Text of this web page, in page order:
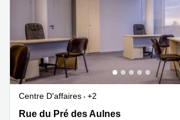
Centre D'affaires
+2
Rue du Pré des Aulnes 2, Marne La Vallee
Rue du Pré des Aulnes